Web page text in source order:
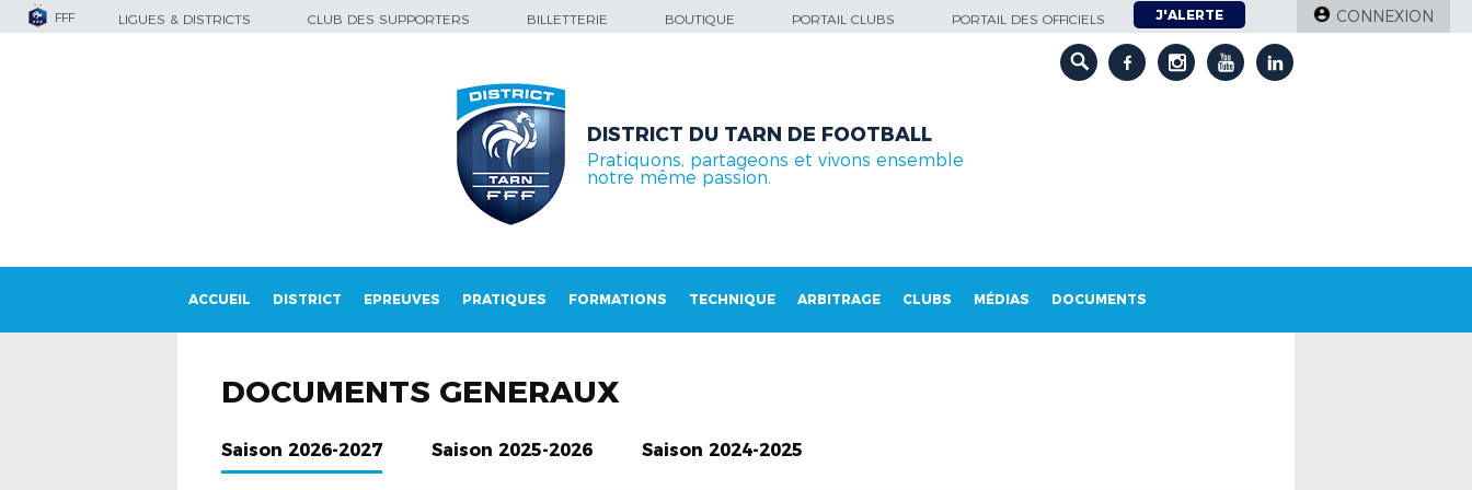
FFF LIGUES & DISTRICTS CLUB DES SUPPORTERS BILLETTERIE BOUTIQUE PORTAIL CLUBS PORTAIL DES OFFICIELS J'ALERTE CONNEXION
DISTRICT DU TARN DE FOOTBALL
Pratiquons, partageons et vivons ensemble
notre même passion.
ACCUEIL DISTRICT EPREUVES PRATIQUES FORMATIONS TECHNIQUE ARBITRAGE CLUBS MÉDIAS DOCUMENTS
DOCUMENTS GENERAUX
Saison 2026-2027 Saison 2025-2026 Saison 2024-2025